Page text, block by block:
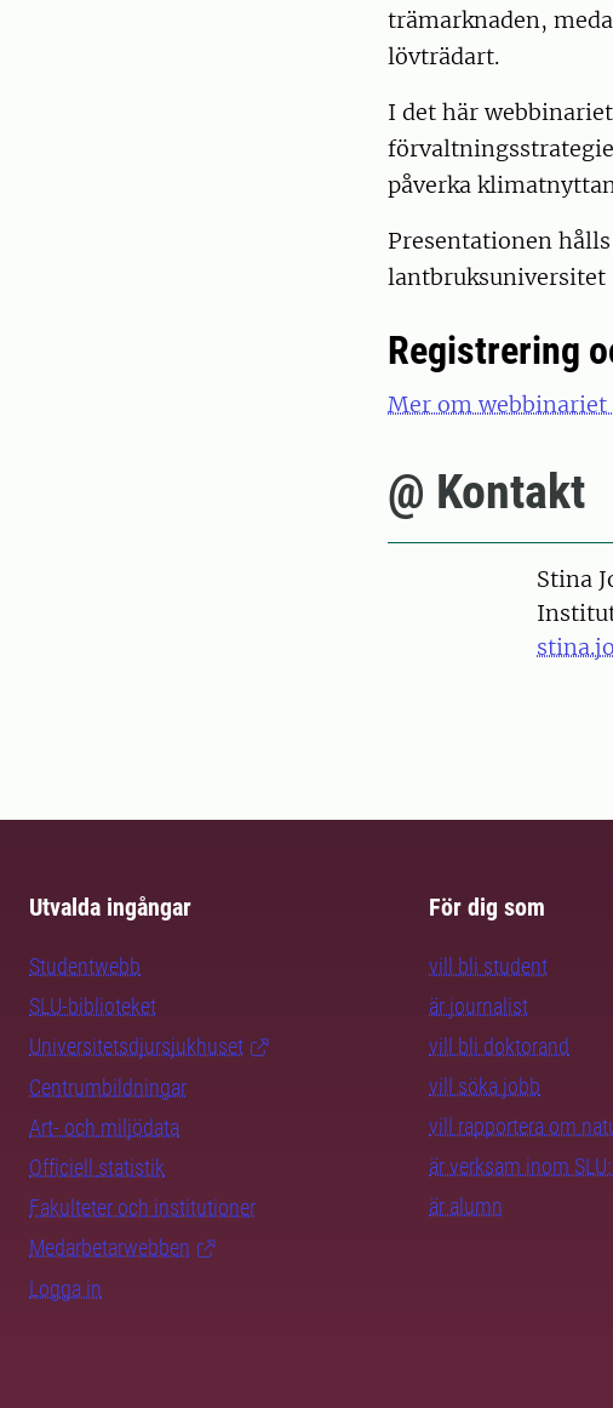
trämarknaden,
lövträdart.
I det här
påverka
Presentationen
lantbruksuniversitet
Registrering
Mer om
@ Kontakt
PersonStina
Utvalda ingångar
Studentwebb
SLU-biblioteket
Universitetsdjursjukhuset
Centrumbildningar
Art- och miljödata
Officiell statistik
Fakulteter och institutioner
Medarbetarwebben
Logga in
För dig som
vill bli student
är journalist
vill bli doktorand
vill söka jobb
vill rapportera om
är verksam inom
är alumn